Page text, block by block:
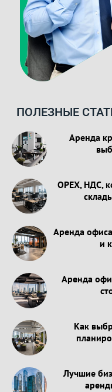
ПОЛЕЗНЫЕ
Аренда
OPEX, НДС,
Аренда
и
Аренда
Как
Лучшие